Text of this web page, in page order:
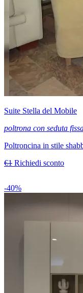
Suite Stella del Mobile
poltrona con seduta
Poltroncina in stile
€1 Richiedi sconto
-40%